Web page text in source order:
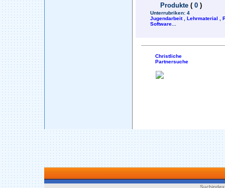
Produkte ( 0 )
Unterrubriken: 4
Jugendarbeit, Lehrmaterial
Software
Christliche
Partnersuche